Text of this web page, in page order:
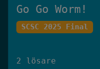
Go Go Worm!
SCSC 2025 Final
2 lösare